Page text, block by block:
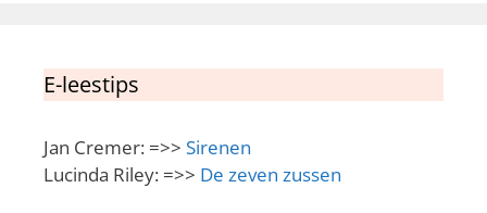
E-leestips
Jan Cremer: =>> Sirenen
Lucinda Riley: =>> De zeven zussen